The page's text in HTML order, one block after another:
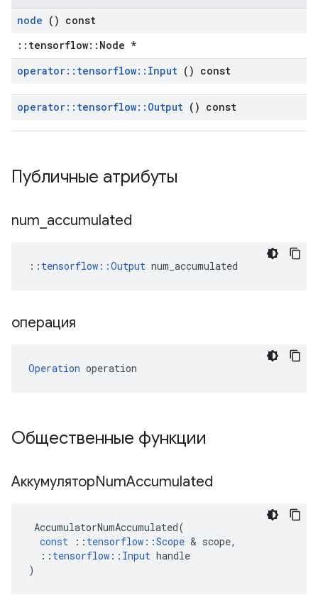
node () const
::tensorflow::Node *
operator:: tensorflow:: Input () const
operator:: tensorflow:: Output () const
Публичные атрибуты
num accumulated
:: tensorflow::Output num_accumulated
операция
Operation operation
Общественные функции
АккумуляторNumAccumulated
AccumulatorNumAccumulated(
const
:: tensorflow ::Scope & scope,
:: tensorflow :: Input handle
)